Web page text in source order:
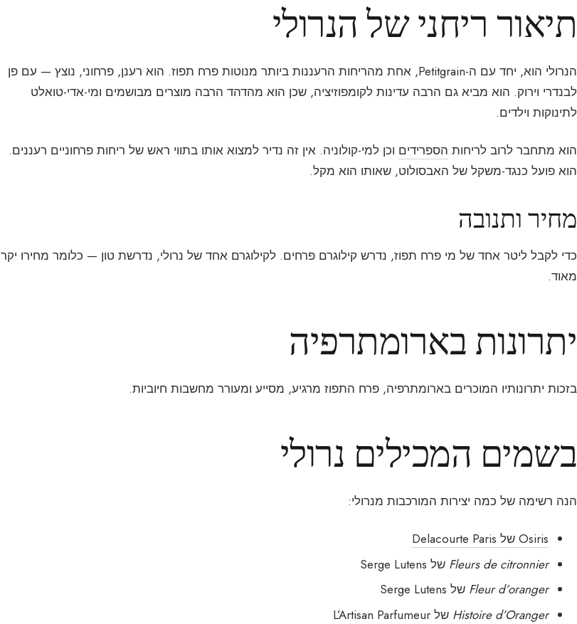
תיאור ריחני של הנרולי
הנרולי הוא, יחד עם ה-Petitgrain, אחת מהריחות הרעננות ביותר מנוטות פרח תפוז. הוא רענן, פרחוני, נוצץ — עם פן
לבנדרי וירוק. הוא מביא גם הרבה עדינות לקומפוזיציה, שכן הוא מהדהד הרבה מוצרים מבושמים ומי-אדי-טואלט
לתינוקות וילדים.
הוא מתחבר לרוב לריחות הספרידים וכן למי-קולוניה. אין זה נדיר למצוא אותו בתווי ראש של ריחות פרחוניים רעננים.
הוא פועל כנגד-משקל של האבסולוט, שאותו הוא מקל.
מחיר ותנובה
כדי לקבל ליטר אחד של מי פרח תפוז, נדרש קילוגרם פרחים. לקילוגרם אחד של נרולי, נדרשת טון — כלומר מחירו יקר
מאוד.
יתרונות בארומתרפיה
בזכות יתרונותיו המוכרים בארומתרפיה, פרח התפוז מרגיע, מסייע ומעורר מחשבות חיוביות.
בשמים המכילים נרולי
הנה רשימה של כמה יצירות המורכבות מנרולי:
Osiris של Delacourte Paris
Fleurs de citronnier של Serge Lutens
Fleur d’oranger של Serge Lutens
Histoire d’Oranger של L’Artisan Parfumeur